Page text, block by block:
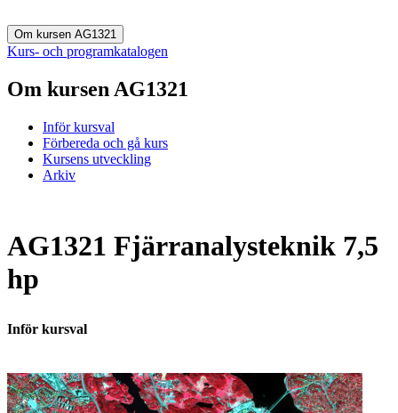
Om kursen AG1321
Kurs- och programkatalogen
Om kursen AG1321
Inför kursval
Förbereda och gå kurs
Kursens utveckling
Arkiv
AG1321 Fjärranalysteknik 7,5
hp
Inför kursval